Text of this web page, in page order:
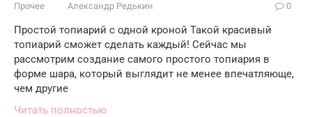
Прочее Александр Редькин 0
Простой топиарий с одной кроной Такой красивый
топиарий сможет сделать каждый! Сейчас мы
рассмотрим создание самого простого топиария в
форме шара, который выглядит не менее впечатляюще,
чем другие
Читать полностью